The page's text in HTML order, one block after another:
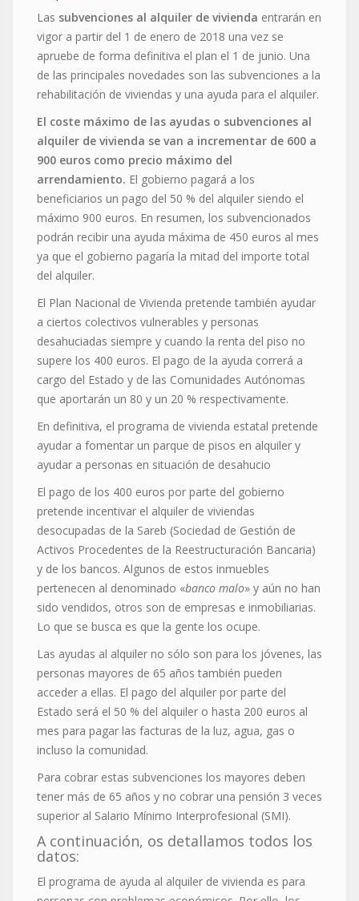
Las subvenciones al alquiler de vivienda entrarán en
vigor a partir del 1 de enero de 2018 una vez se
apruebe de forma definitiva el plan el 1 de junio. Una
de las principales novedades son las subvenciones a la
rehabilitación de viviendas y una ayuda para el alquiler.
El coste máximo de las ayudas o subvenciones al
alquiler de vivienda se van a incrementar de 600 a
900 euros como precio máximo del
arrendamiento. El gobierno pagará a los
beneficiarios un pago del 50 % del alquiler siendo el
máximo 900 euros. En resumen, los subvencionados
podrán recibir una ayuda máxima de 450 euros al mes
ya que el gobierno pagaría la mitad del importe total
del alquiler.
El Plan Nacional de Vivienda pretende también ayudar
a ciertos colectivos vulnerables y personas
desahuciadas siempre y cuando la renta del piso no
supere los 400 euros. El pago de la ayuda correrá a
cargo del Estado y de las Comunidades Autónomas
que aportarán un 80 y un 20 % respectivamente.
En definitiva, el programa de vivienda estatal pretende
ayudar a fomentar un parque de pisos en alquiler y
ayudar a personas en situación de desahucio
El pago de los 400 euros por parte del gobierno
pretende incentivar el alquiler de viviendas
desocupadas de la Sareb (Sociedad de Gestión de
Activos Procedentes de la Reestructuración Bancaria)
y de los bancos. Algunos de estos inmuebles
pertenecen al denominado «banco malo» y aún no han
sido vendidos, otros son de empresas e inmobiliarias.
Lo que se busca es que la gente los ocupe.
Las ayudas al alquiler no sólo son para los jóvenes, las
personas mayores de 65 años también pueden
acceder a ellas. El pago del alquiler por parte del
Estado será el 50 % del alquiler o hasta 200 euros al
mes para pagar las facturas de la luz, agua, gas o
incluso la comunidad.
Para cobrar estas subvenciones los mayores deben
tener más de 65 años y no cobrar una pensión 3 veces
superior al Salario Mínimo Interprofesional (SMI).
A continuación, os detallamos todos los
datos:
El programa de ayuda al alquiler de vivienda es para